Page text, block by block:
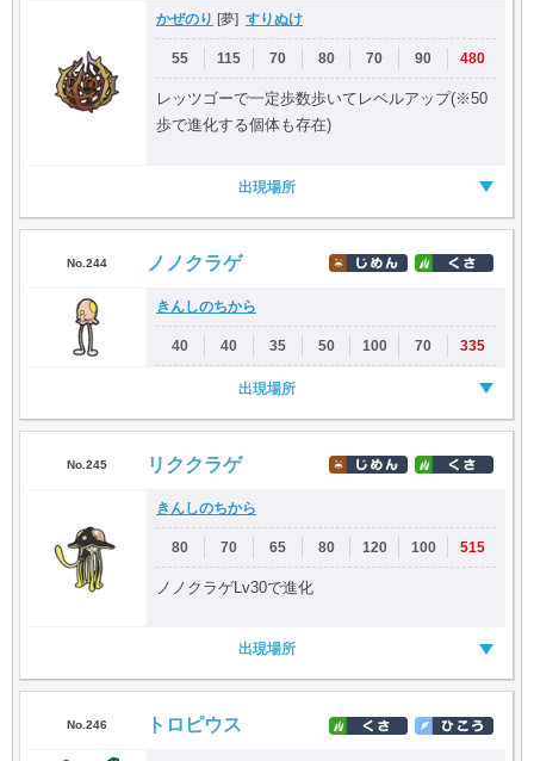
かぜのり [夢] すりぬけ
55 115 70 80 70 90 480
レッツゴーで一定歩数歩いてレベルアップ(※50
歩で進化する個体も存在)
出現場所
No.244 ノノクラゲ
きんしのちから
40 40 35 50 100 70 335
出現場所
No.245 リククラゲ
きんしのちから
80 70 65 80 120 100 515
ノノクラゲLv30で進化
出現場所
No.246 トロピウス